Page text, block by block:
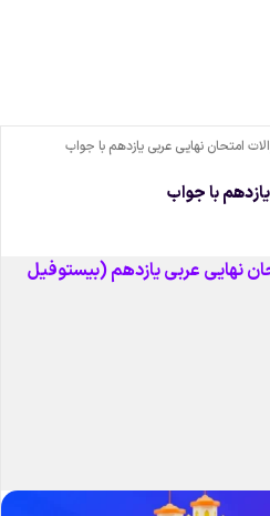
امتحان نهایی عربی یازدهم با جواب
با جواب
نهایی عربی یازدهم (بیستوفیل